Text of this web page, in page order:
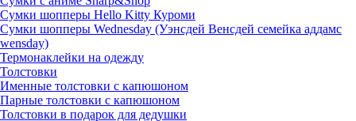
Сумки шопперы Hello Kitty Куроми
Сумки шопперы Wednesday (Уэнсдей Венсдей семейка аддамс
wensday)
Термонаклейки на одежду
Толстовки
Именные толстовки с капюшоном
Парные толстовки с капюшоном
Толстовки в подарок для дедушки